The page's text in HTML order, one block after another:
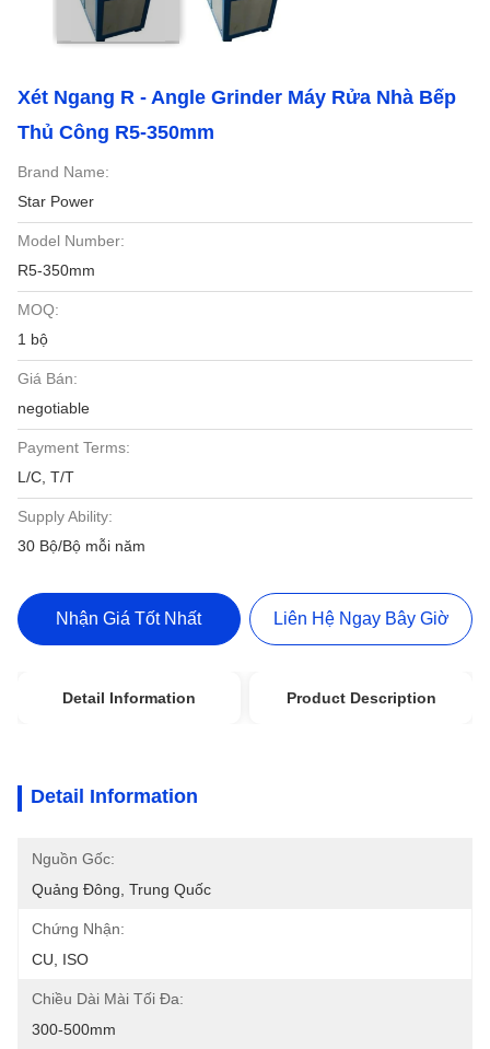
Xét Ngang R - Angle Grinder Máy Rửa Nhà Bếp
Thủ Công R5-350mm
Brand Name:
Star Power
Model Number:
R5-350mm
MOQ:
1 bộ
Giá Bán:
negotiable
Payment Terms:
L/C, T/T
Supply Ability:
30 Bộ/Bộ mỗi năm
Nhận Giá Tốt Nhất Liên Hệ Ngay Bây Giờ
Detail Information Product Description
Detail Information
Nguồn Gốc:
Quảng Đông, Trung Quốc
Chứng Nhận:
CU, ISO
Chiều Dài Mài Tối Đa:
300-500mm